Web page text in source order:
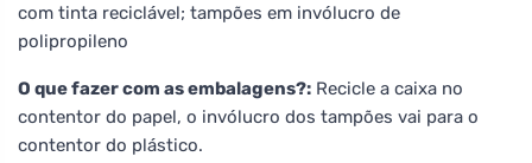
com tinta reciclável; tampões em invólucro de
polipropileno
O que fazer com as embalagens?: Recicle a caixa no
contentor do papel, o invólucro dos tampões vai para o
contentor do plástico.